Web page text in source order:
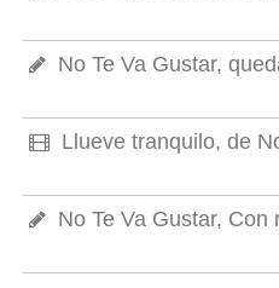
No Te Va Gustar,
Llueve tranquilo, de
No Te Va Gustar, Con